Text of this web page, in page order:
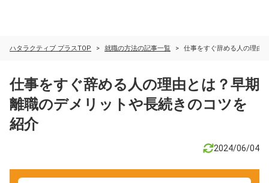
ハタラクティブ プラスTOP 就職の方法の記事一覧 仕事をすぐ辞める人の理由
仕事をすぐ辞める人の理由とは？早期
離職のデメリットや長続きのコツを
紹介
2024/06/04